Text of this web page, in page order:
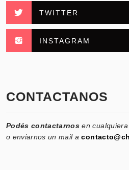
TWITTER
INSTAGRAM
CONTACTANOS
Podés contactarnos en
o enviarnos un mail a